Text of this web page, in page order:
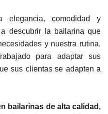
comodidad y
descubrir la bailarina que
y nuestra rutina,
para adaptar sus
sus clientas se adapten a
bailarinas de alta calidad,